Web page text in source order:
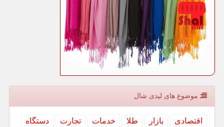
موضوع های لیدی شال
اقتصادی بازار طلا خدمات تجارت
دستگاه